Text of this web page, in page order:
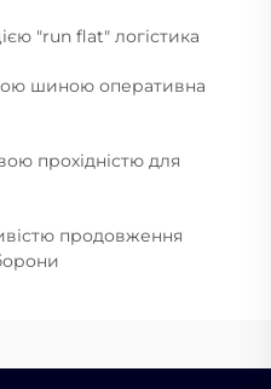
"run flat" логістика
шиною оперативна
прохідністю для
продовження